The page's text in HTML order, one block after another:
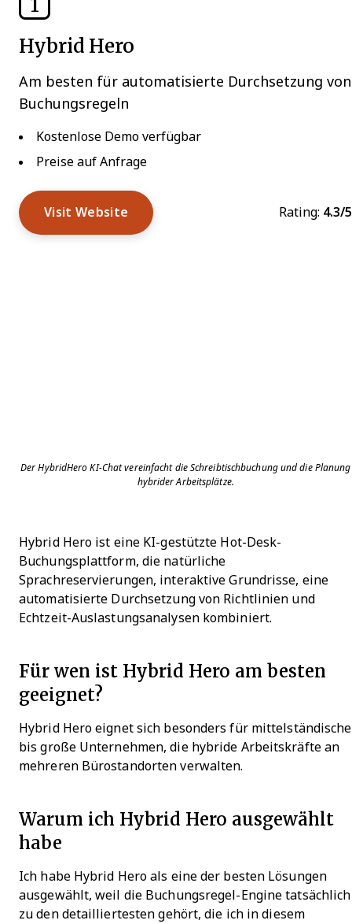
Hybrid Hero
Am besten für automatisierte Durchsetzung von
Buchungsregeln
Kostenlose Demo verfügbar
Preise auf Anfrage
Visit Website Rating: 4.3/5
Der HybridHero KI-Chat vereinfacht die Schreibtischbuchung und die Planung
hybrider Arbeitsplätze.
Hybrid Hero ist eine KI-gestützte Hot-Desk-
Buchungsplattform, die natürliche
Sprachreservierungen, interaktive Grundrisse, eine
automatisierte Durchsetzung von Richtlinien und
Echtzeit-Auslastungsanalysen kombiniert.
Für wen ist Hybrid Hero am besten
geeignet?
Hybrid Hero eignet sich besonders für mittelständische
bis große Unternehmen, die hybride Arbeitskräfte an
mehreren Bürostandorten verwalten.
Warum ich Hybrid Hero ausgewählt
habe
Ich habe Hybrid Hero als eine der besten Lösungen
ausgewählt, weil die Buchungsregel-Engine tatsächlich
zu den detailliertesten gehört, die ich in diesem